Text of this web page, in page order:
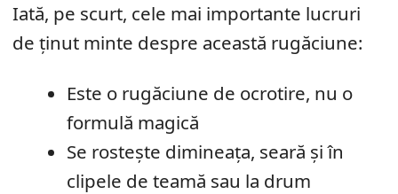
Iată, pe scurt, cele mai importante lucruri
de ținut minte despre această rugăciune:
Este o rugăciune de ocrotire, nu o
formulă magică
Se rostește dimineața, seară și în
clipele de teamă sau la drum